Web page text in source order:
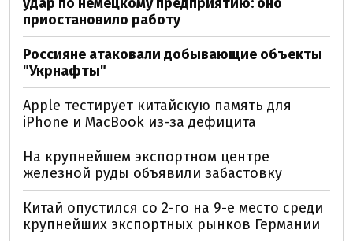
приостановило работу
Россияне атаковали добывающие объекты
"Укрнафты"
Apple тестирует китайскую память для
iPhone и MacBook из-за дефицита
На крупнейшем экспортном центре
железной руды объявили забастовку
Китай опустился со 2-го на 9-е место среди
крупнейших экспортных рынков Германии